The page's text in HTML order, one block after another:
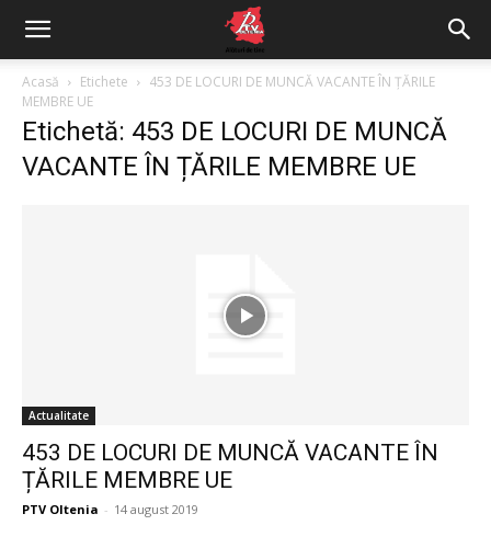
Acasă Etichete
453 DE LOCURI DE MUNCĂ VACANTE ÎN ȚĂRILE
MEMBRE UE
Etichetă: 453 DE LOCURI DE MUNCĂ
VACANTE ÎN ȚĂRILE MEMBRE UE
Actualitate
453 DE LOCURI DE MUNCĂ VACANTE ÎN
ȚĂRILE MEMBRE UE
PTV Oltenia - 14 august 2019